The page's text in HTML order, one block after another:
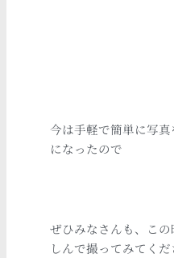
今は手軽で簡単に写
になったので
ぜひみなさんも、こ
しんで撮ってみてくだ